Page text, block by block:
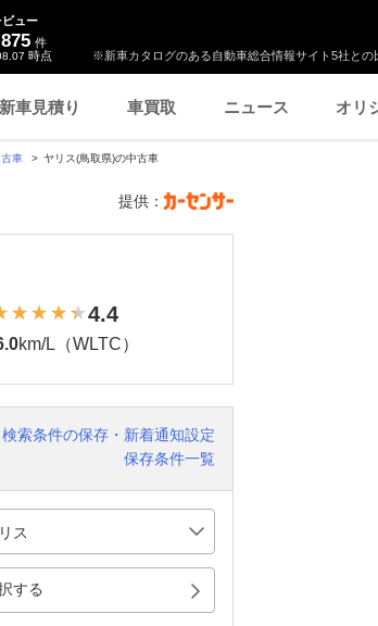
※新車カタログのある自動車総合情報サイト5社との
ュー
件
時点
新車見積り 車買取 ニュース オリ
車 ヤリス(鳥取県)の中古車
提供：
4.4
km/L（WLTC）
検索条件の保存・新着通知設定
保存条件一覧
する